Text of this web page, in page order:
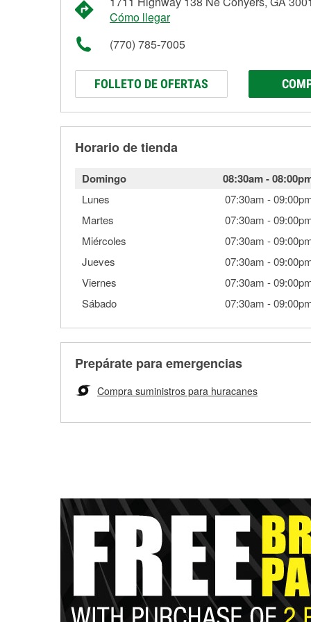
Cómo llegar
(770) 785-7005
FOLLETO DE OFERTAS
Horario de tienda
Domingo 08:30am-
Lunes 07:30am -
Martes
07:30am -
Miércoles
07:30am -
Jueves
07:30am -
Viernes
07:30am -
Sábado
07:30am -
Prepárate para emergencias
Compra suministros para huracanes